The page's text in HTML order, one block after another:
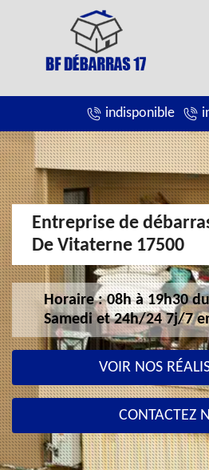
indisponible
Entreprise de
De Vitaterne 17500
Horaire : 08h à 19h30
Samedi et 24h/24 7j/7
VOIR NOS
CONTACTEZ